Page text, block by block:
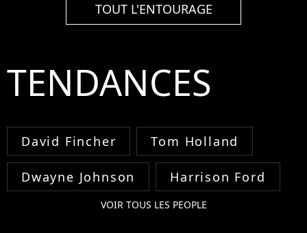
TOUT L'ENTOURAGE
TENDANCES
David Fincher Tom Holland
Dwayne Johnson Harrison Ford
VOIR TOUS LES PEOPLE